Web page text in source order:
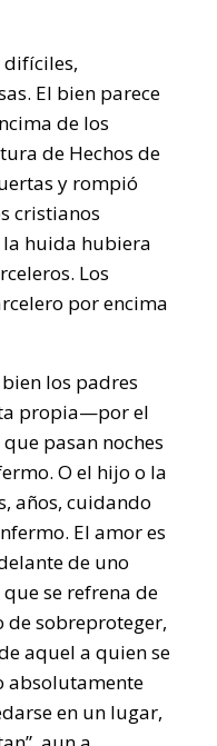
difíciles,
El bien parece
de los
de Hechos de
y rompió
cristianos
la huida hubiera
Los
por encima
los padres
propia—por el
pasan noches
O el hijo o la
años, cuidando
El amor es
de uno
se refrena de
sobreproteger,
aquel a quien se
absolutamente
en un lugar,